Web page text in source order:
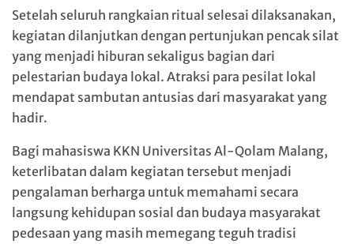
Setelah seluruh rangkaian ritual selesai dilaksanakan,
kegiatan dilanjutkan dengan pertunjukan pencak silat
yang menjadi hiburan sekaligus bagian dari
pelestarian budaya lokal. Atraksi para pesilat lokal
mendapat sambutan antusias dari masyarakat yang
hadir.
Bagi mahasiswa KKN Universitas Al-Qolam Malang,
keterlibatan dalam kegiatan tersebut menjadi
pengalaman berharga untuk memahami secara
langsung kehidupan sosial dan budaya masyarakat
pedesaan yang masih memegang teguh tradisi